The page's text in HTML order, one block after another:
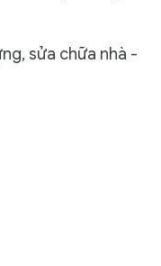
sửa chữa nhà -